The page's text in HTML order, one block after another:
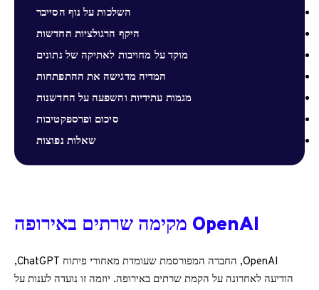
השלכות על נוף הסייבר
היקף הרגולציות החדשות
מוקד על מחויבות לאתיקה של נתונים
המדיה מדגישה את ההתפתחות
מגמות עתידיות והשפעה על החדשנות
סיכום ופרספקטיבות
שאלות נפוצות
OpenAI מקימה שרתים באירופה
OpenAI, החברה המפורסמת שעומדת מאחורי פיתוח ChatGPT,
הודיעה לאחרונה על הקמת שרתים באירופה. יוזמה זו נועדה לענות על